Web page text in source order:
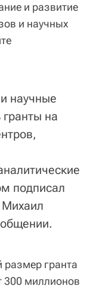
и развитие
и научных
научные
гранты на
подписал
Михаил
гранта
300 миллионов